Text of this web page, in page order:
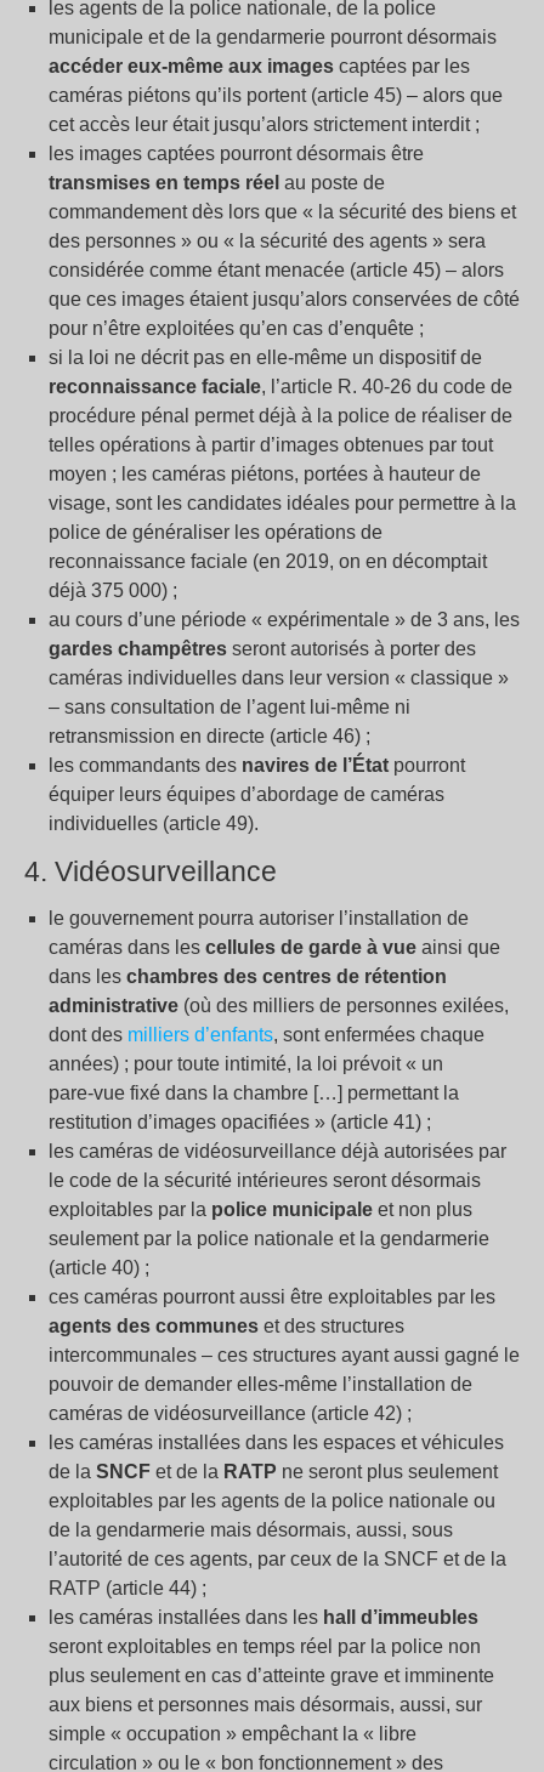
les agents de la police nationale, de la police
municipale et de la gendarmerie pourront désormais
accéder eux-même aux images captées par les
caméras piétons qu’ils portent (article 45) – alors que
cet accès leur était jusqu’alors strictement interdit ;
les images captées pourront désormais être
transmises en temps réel au poste de
commandement dès lors que « la sécurité des biens et
des personnes » ou « la sécurité des agents » sera
considérée comme étant menacée (article 45) – alors
que ces images étaient jusqu’alors conservées de côté
pour n’être exploitées qu’en cas d’enquête ;
si la loi ne décrit pas en elle-même un dispositif de
reconnaissance faciale, l’article R. 40-26 du code de
procédure pénal permet déjà à la police de réaliser de
telles opérations à partir d’images obtenues par tout
moyen ; les caméras piétons, portées à hauteur de
visage, sont les candidates idéales pour permettre à la
police de généraliser les opérations de
reconnaissance faciale (en 2019, on en décomptait
déjà 375 000) ;
au cours d’une période « expérimentale » de 3 ans, les
gardes champêtres seront autorisés à porter des
caméras individuelles dans leur version « classique »
– sans consultation de l’agent lui-même ni
retransmission en directe (article 46) ;
les commandants des navires de l’État pourront
équiper leurs équipes d’abordage de caméras
individuelles (article 49).
4. Vidéosurveillance
le gouvernement pourra autoriser l’installation de
caméras dans les cellules de garde à vue ainsi que
dans les chambres des centres de rétention
administrative (où des milliers de personnes exilées,
dont des milliers d’enfants, sont enfermées chaque
années) ; pour toute intimité, la loi prévoit « un
pare‑vue fixé dans la chambre […] permettant la
restitution d’images opacifiées » (article 41) ;
les caméras de vidéosurveillance déjà autorisées par
le code de la sécurité intérieures seront désormais
exploitables par la police municipale et non plus
seulement par la police nationale et la gendarmerie
(article 40) ;
ces caméras pourront aussi être exploitables par les
agents des communes et des structures
intercommunales – ces structures ayant aussi gagné le
pouvoir de demander elles-même l’installation de
caméras de vidéosurveillance (article 42) ;
les caméras installées dans les espaces et véhicules
de la SNCF et de la RATP ne seront plus seulement
exploitables par les agents de la police nationale ou
de la gendarmerie mais désormais, aussi, sous
l’autorité de ces agents, par ceux de la SNCF et de la
RATP (article 44) ;
les caméras installées dans les hall d’immeubles
seront exploitables en temps réel par la police non
plus seulement en cas d’atteinte grave et imminente
aux biens et personnes mais désormais, aussi, sur
simple « occupation » empêchant la « libre
circulation » ou le « bon fonctionnement » des